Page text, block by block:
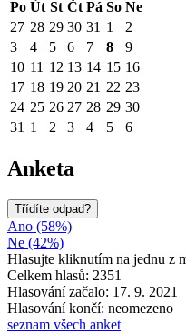
Po Út St Čt Pá So Ne
27 28 29 30 31 1
2
3
4 5 6 7 8
9
10 11 12 13 14 15 16
17 18 19 20 21 22 23
24 25 26 27 28 29 30
31 1 2 3 4 5 6
Anketa
Třídíte odpad?
Ano (58%)
Ne (42%)
Hlasujte kliknutím na jednu z
Celkem hlasů: 2351
Hlasování začalo: 17. 9. 2021
Hlasování končí: neomezeno
seznam všech anket